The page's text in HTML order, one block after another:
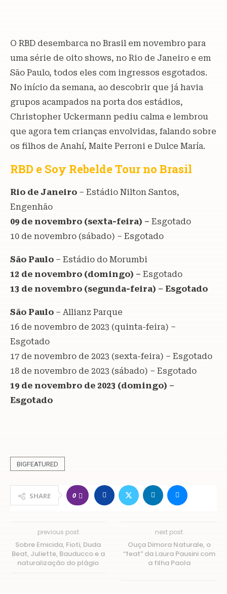
O RBD desembarca no Brasil em novembro para
uma série de oito shows, no Rio de Janeiro e em
São Paulo, todos eles com ingressos esgotados.
No início da semana, ao descobrir que já havia
grupos acampados na porta dos estádios,
Christopher Uckermann pediu calma e lembrou
que agora tem crianças envolvidas, falando sobre
os filhos de Anahí, Maite Perroni e Dulce María.
RBD e Soy Rebelde Tour no Brasil
Rio de Janeiro – Estádio Nilton Santos,
Engenhão
09 de novembro (sexta-feira) – Esgotado
10 de novembro (sábado) – Esgotado
São Paulo – Estádio do Morumbi
12 de novembro (domingo) – Esgotado
13 de novembro (segunda-feira) – Esgotado
São Paulo – Allianz Parque
16 de novembro de 2023 (quinta-feira) –
Esgotado
17 de novembro de 2023 (sexta-feira) – Esgotado
18 de novembro de 2023 (sábado) – Esgotado
19 de novembro de 2023 (domingo) –
Esgotado
BIGFEATURED
SHARE 0
previous post
Sobre Emicida, Fioti, Duda
Beat, Juliette, Bauducco e a
naturalização do plágio
next post
Ouça Dimora Naturale, o
“feat” da Laura Pausini com
a filha Paola